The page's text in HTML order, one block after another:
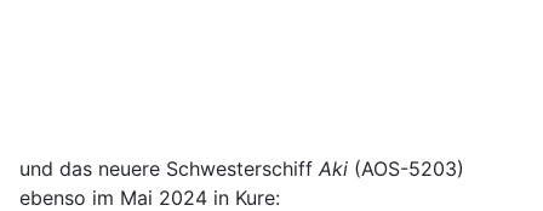
und das neuere Schwesterschiff Aki (AOS-5203)
ebenso im Mai 2024 in Kure: